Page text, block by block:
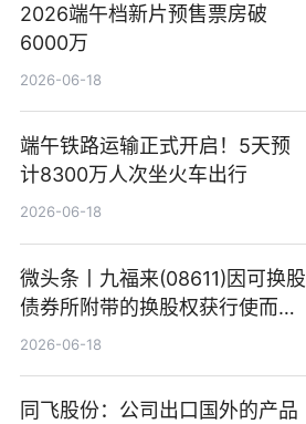
2026端午档新片预售票房破
6000万
2026-06-18
端午铁路运输正式开启！5天预
计8300万人次坐火车出行
2026-06-18
微头条丨九福来(08611)因可换股
债券所附带的换股权获行使而发
行5200万股
2026-06-18
同飞股份：公司出口国外的产品